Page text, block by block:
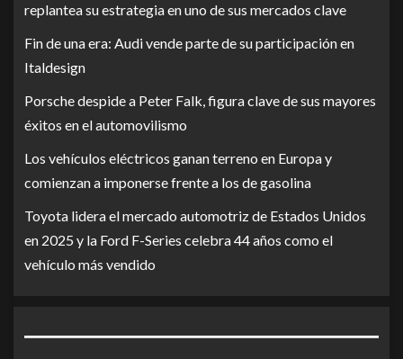
replantea su estrategia en uno de sus mercados clave
Fin de una era: Audi vende parte de su participación en
Italdesign
Porsche despide a Peter Falk, figura clave de sus mayores
éxitos en el automovilismo
Los vehículos eléctricos ganan terreno en Europa y
comienzan a imponerse frente a los de gasolina
Toyota lidera el mercado automotriz de Estados Unidos
en 2025 y la Ford F-Series celebra 44 años como el
vehículo más vendido